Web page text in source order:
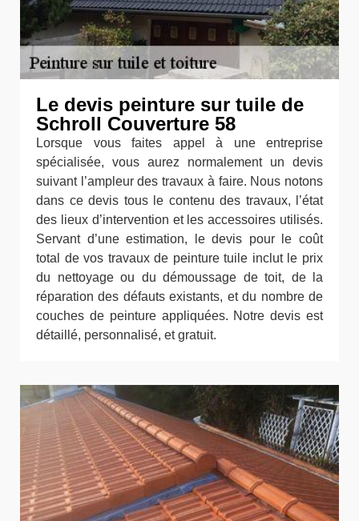
Le devis peinture sur tuile de
Schroll Couverture 58
Lorsque vous faites appel à une entreprise
spécialisée, vous aurez normalement un devis
suivant l’ampleur des travaux à faire. Nous notons
dans ce devis tous le contenu des travaux, l’état
des lieux d’intervention et les accessoires utilisés.
Servant d’une estimation, le devis pour le coût
total de vos travaux de peinture tuile inclut le prix
du nettoyage ou du démoussage de toit, de la
réparation des défauts existants, et du nombre de
couches de peinture appliquées. Notre devis est
détaillé, personnalisé, et gratuit.